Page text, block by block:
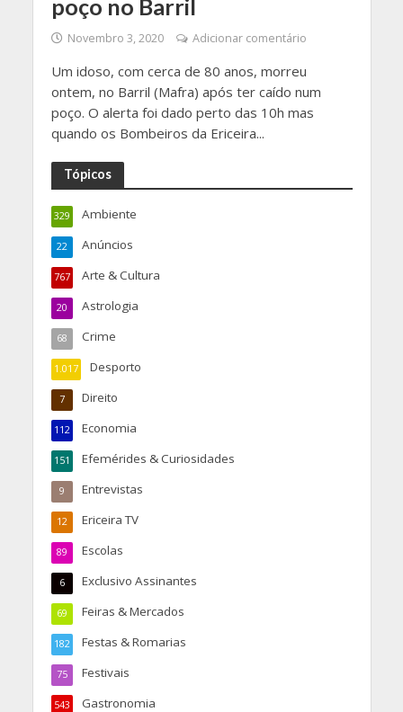
poço no Barril
Novembro 3, 2020 Adicionar comentário
Um idoso, com cerca de 80 anos, morreu
ontem, no Barril (Mafra) após ter caído num
poço. O alerta foi dado perto das 10h mas
quando os Bombeiros da Ericeira...
Tópicos
Ambiente
329
Anúncios
22
Arte & Cultura
767
Astrologia
20
Crime
68
Desporto
1.017
Direito
7
Economia
112
Efemérides & Curiosidades
151
Entrevistas
9
Ericeira TV
12
Escolas
89
Exclusivo Assinantes
6
Feiras & Mercados
69
Festas & Romarias
182
Festivais
75
Gastronomia
543